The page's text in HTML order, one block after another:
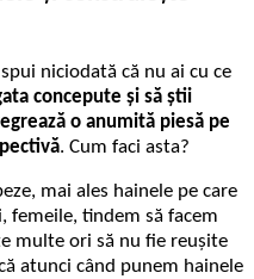
niciodată că nu ai cu ce
concepute și să știi
o anumită piesă pe
. Cum faci asta?
mai ales hainele pe care
femeile, tindem să facem
multe ori să nu fie reușite
atunci când punem hainele